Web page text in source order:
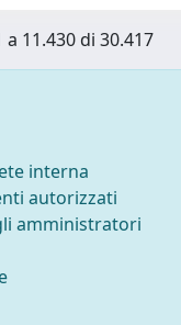
11.430 di 30.417
interna
autorizzati
amministratori